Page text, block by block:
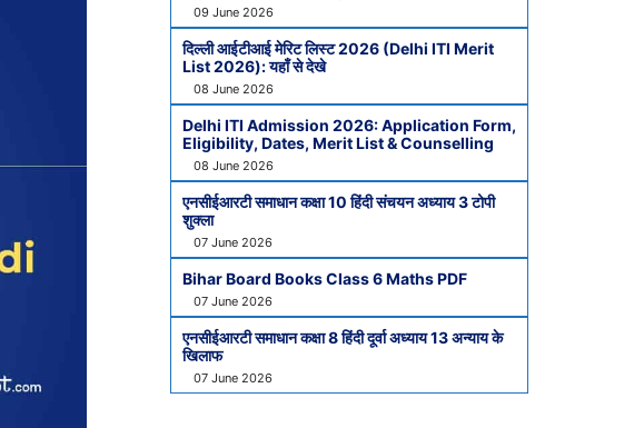
09 June 2026
दिल्ली आईटीआई मेरिट लिस्ट 2026 (Delhi ITI Merit
List 2026): यहाँ से देखे
08 June 2026
Delhi ITI Admission 2026: Application Form,
Eligibility, Dates, Merit List & Counselling
08 June 2026
एनसीईआरटी समाधान कक्षा 10 हिंदी संचयन अध्याय 3 टोपी
शुक्ला
07 June 2026
Bihar Board Books Class 6 Maths PDF
07 June 2026
एनसीईआरटी समाधान कक्षा 8 हिंदी दूर्वा अध्याय 13 अन्याय के
खिलाफ
07 June 2026